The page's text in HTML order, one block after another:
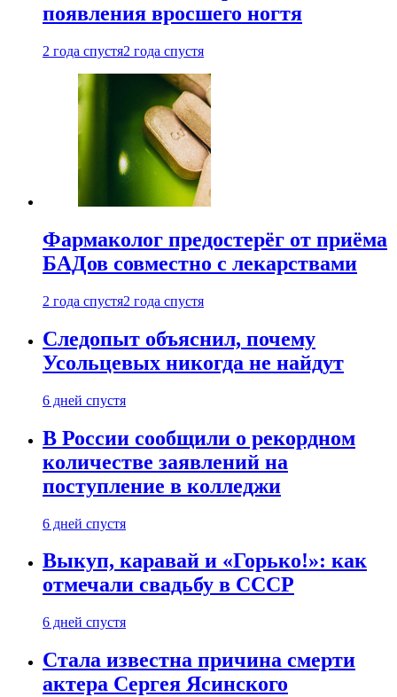
появления вросшего ногтя
2 года спустя2 года спустя
Фармаколог предостерёг от приёма
БАДов совместно с лекарствами
2 года спустя2 года спустя
Следопыт объяснил, почему
Усольцевых никогда не найдут
6 дней спустя
В России сообщили о рекордном
количестве заявлений на
поступление в колледжи
6 дней спустя
Выкуп, каравай и «Горько!»: как
отмечали свадьбу в СССР
6 дней спустя
Стала известна причина смерти
актера Сергея Ясинского